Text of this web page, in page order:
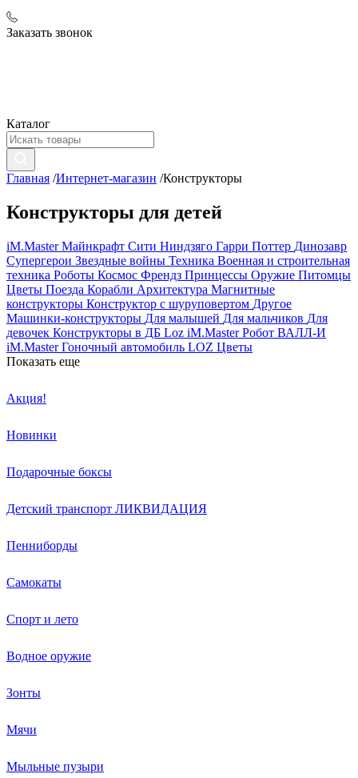
Заказать звонок
Каталог
Главная /Интернет-магазин /Конструкторы
Конструкторы для детей
iM.MasterМайнкрафт Сити Ниндзяго Гарри Поттер Динозавр
Супергерои Звездные войны Техника Военная и строительная
техника Роботы Космос Френдз Принцессы Оружие Питомцы
Цветы Поезда Корабли Архитектура Магнитные
конструкторы Конструктор с шуруповертом Другое
Машинки-конструкторы Для малышей Для мальчиков Для
девочек Конструкторы в ДБ Loz iM.Master Робот ВАЛЛ-И
iM.Master Гоночный автомобиль LOZ Цветы
Показать еще
Акция!
Новинки
Подарочные боксы
Детский транспорт ЛИКВИДАЦИЯ
Пенниборды
Самокаты
Спорт и лето
Водное оружие
Зонты
Мячи
Мыльные пузыри